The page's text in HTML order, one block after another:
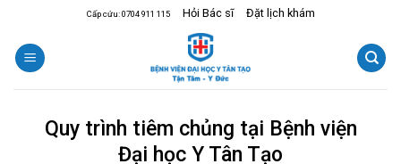
content
Cấp cứu: 0704 911 115 Hỏi Bác sĩ Đặt lịch khám
Quy trình tiêm chủng tại Bệnh viện
Đại học Y Tân Tạo